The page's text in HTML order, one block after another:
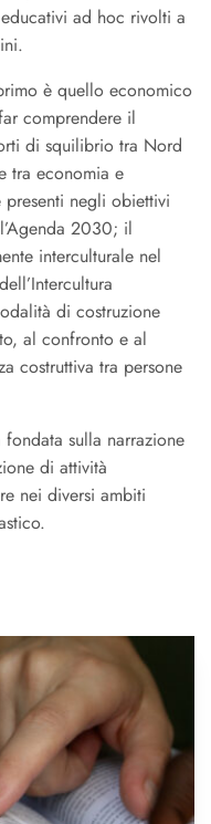
ad hoc rivolti a
è quello economico
comprendere il
di squilibrio tra Nord
tra economia e
negli obiettivi
2030; il
interculturale nel
di costruzione
al confronto e al
costruttiva tra persone
sulla narrazione
di attività
nei diversi ambiti